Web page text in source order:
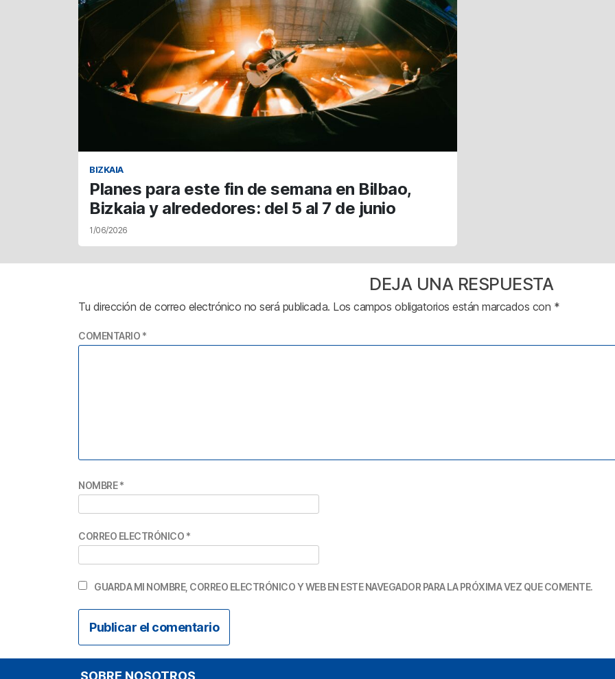
BIZKAIA
Planes para este fin de semana en Bilbao,
Bizkaia y alrededores: del 5 al 7 de junio
1/06/2026
DEJA UNA RESPUESTA
Tu dirección de correo electrónico no será publicada. Los campos obligatorios están marcados con *
COMENTARIO *
NOMBRE*
CORREO ELECTRÓNICO *
GUARDA MI NOMBRE, CORREO ELECTRÓNICO Y WEB EN ESTE NAVEGADOR PARA LA PRÓXIMA VEZ QUE COMENTE.